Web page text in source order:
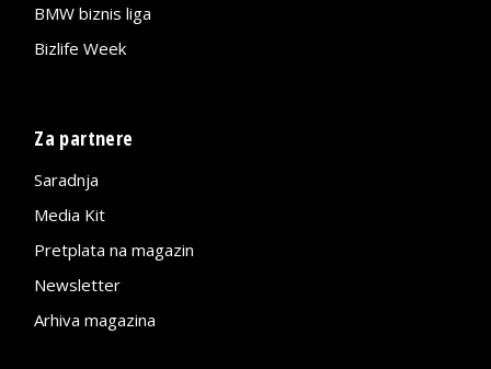
BMW biznis liga
Bizlife Week
Za partnere
Saradnja
Media Kit
Pretplata na magazin
Newsletter
Arhiva magazina